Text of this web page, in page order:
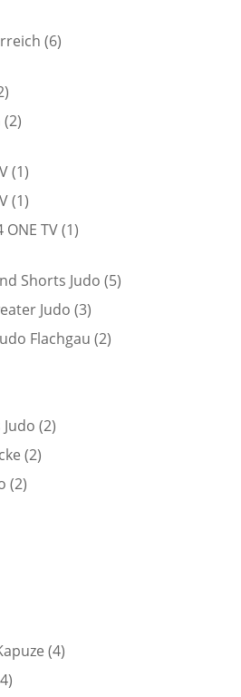
66
2
Produkte
22
11
Produkt
11
Produkt
TV 11
Shorts Judo 55
Judo 33
Produkte
Flachgau 22
22
22
22
44
44